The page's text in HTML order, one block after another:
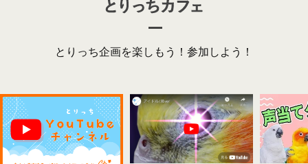
とりっち企画を楽しもう！参加しよう！